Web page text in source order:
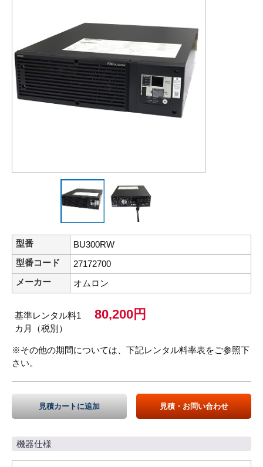
型番
BU300RW
型番コード
27172700
メーカー
オムロン
基準レンタル料1
カ月（税別）
80,200円
※その他の期間については、下記レンタル料率表をご参照下
さい。
見積カートに追加 見積・お問い合わせ
機器仕様